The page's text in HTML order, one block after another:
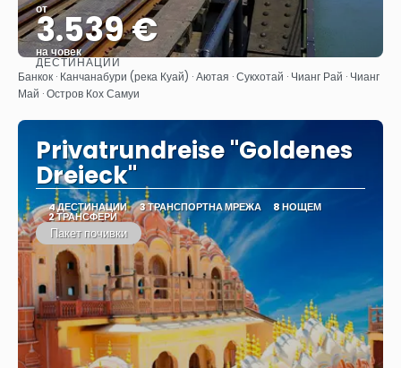
от
3.539 €
на човек
Вижте
ДЕСТИНАЦИИ
Банкок · Канчанабури (река Куай) · Аютая · Сукхотай · Чианг Рай · Чианг
Май · Остров Кох Самуи
Privatrundreise "Goldenes
Dreieck"
4 ДЕСТИНАЦИИ 3 ТРАНСПОРТНА МРЕЖА 8 НОЩЕМ
2 ТРАНСФЕРИ
Пакет почивки